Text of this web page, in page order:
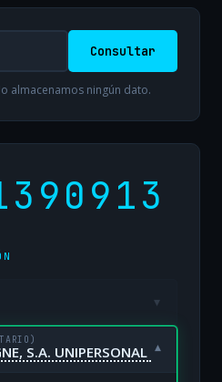
Consultar
almacenamos ningún dato.
▾
S.A. UNIPERSONAL ▾